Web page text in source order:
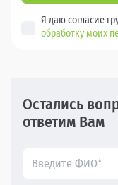
Я даю согласие
обработку моих
Остались
ответим Вам